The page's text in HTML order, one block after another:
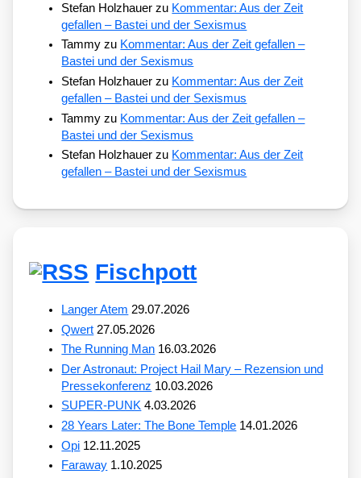
Stefan Holzhauer zu Kommentar: Aus der Zeit
gefallen – Bastei und der Sexismus
Tammy zu Kommentar: Aus der Zeit gefallen –
Bastei und der Sexismus
Stefan Holzhauer zu Kommentar: Aus der Zeit
gefallen – Bastei und der Sexismus
Tammy zu Kommentar: Aus der Zeit gefallen –
Bastei und der Sexismus
Stefan Holzhauer zu Kommentar: Aus der Zeit
gefallen – Bastei und der Sexismus
Fischpott
Langer Atem 29.07.2026
Qwert 27.05.2026
The Running Man 16.03.2026
Der Astronaut: Project Hail Mary – Rezension und
Pressekonferenz 10.03.2026
SUPER-PUNK 4.03.2026
28 Years Later: The Bone Temple 14.01.2026
Opi 12.11.2025
Faraway 1.10.2025